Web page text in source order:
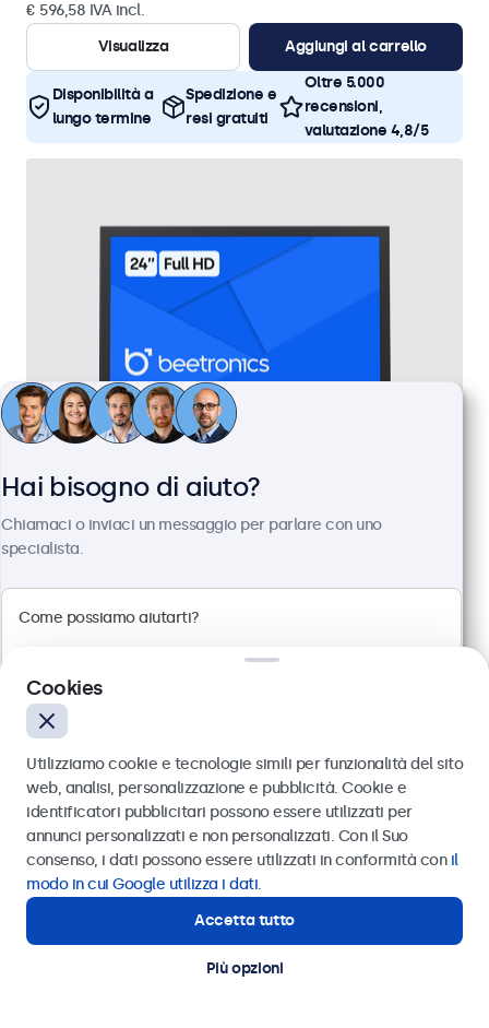
€ 596,58 IVA incl.
Visualizza
Aggiungi al carrello
Disponibilità a
lungo termine
Spedizione e
resi gratuiti
Oltre 5.000
recensioni,
valutazione 4,8/5
Monitor 24 Pollici Metallo
Articolo:24HD7M
100+ pezzi disponibili
Connessioni: HDMI, VGA, BNC, RCA
Montaggio: scrivania, parete, incasso
Dimensioni esterne: 560 x 337 x 41 mm
€ 608,78 IVA incl.
Visualizza
Aggiungi al carrello
Hai bisogno di aiuto?
Chiamaci o inviaci un messaggio per parlare con uno
specialista.
Inviare
Oppure chiamaci al
Contatta i nostri esperti
Cookies
Utilizziamo cookie e tecnologie simili per funzionalità del sito
web, analisi, personalizzazione e pubblicità. Cookie e
identificatori pubblicitari possono essere utilizzati per
annunci personalizzati e non personalizzati. Con il Suo
consenso, i dati possono essere utilizzati in conformità con il
modo in cui Google utilizza i dati.
Accetta tutto
Più opzioni